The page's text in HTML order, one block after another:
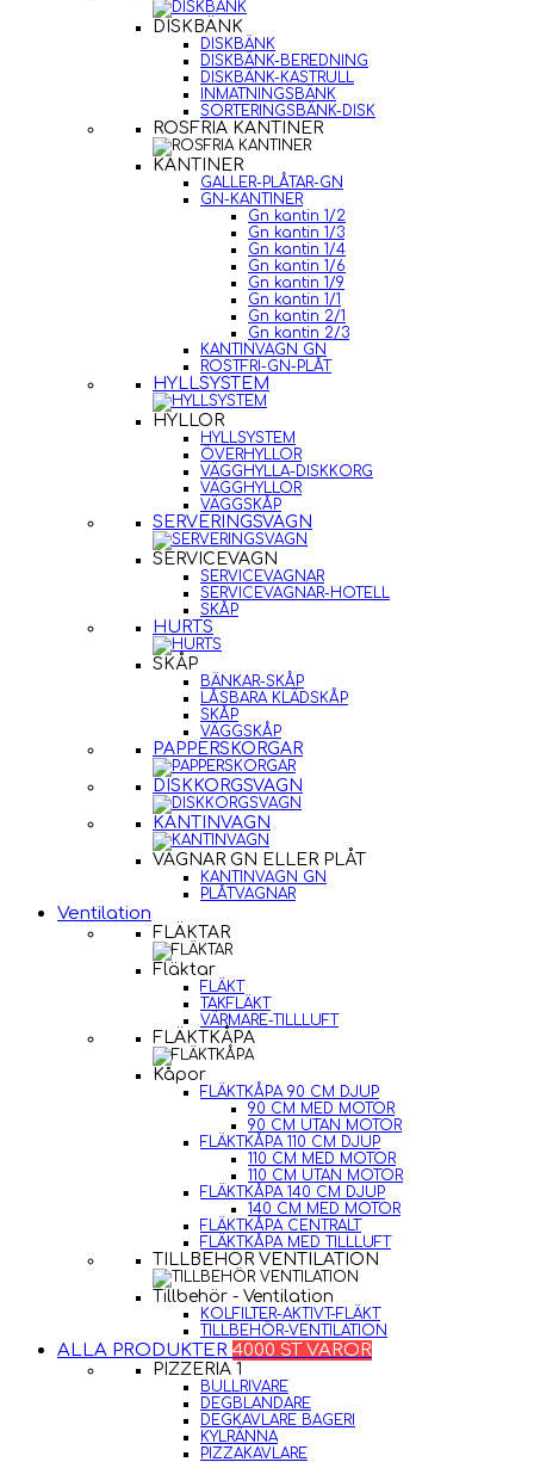
DISKBÄNK
DISKBÄNK
DISKBÄNK-BEREDNING
DISKBÄNK-KASTRULL
INMATNINGSBÄNK
SORTERINGSBÄNK-DISK
ROSFRIA KANTINER
KANTINER
GALLER-PLÅTAR-GN
GN-KANTINER
Gn kantin 1/2
Gn kantin 1/3
Gn kantin 1/4
Gn kantin 1/6
Gn kantin 1/9
Gn kantin 1/1
Gn kantin 2/1
Gn kantin 2/3
KANTINVAGN GN
ROSTFRI-GN-PLÅT
HYLLSYSTEM
HYLLOR
HYLLSYSTEM
ÖVERHYLLOR
VÄGGHYLLA-DISKKORG
VÄGGHYLLOR
VÄGGSKÅP
SERVERINGSVAGN
SERVICEVAGN
SERVICEVAGNAR
SERVICEVAGNAR-HOTELL
SKÅP
HURTS
SKÅP
BÄNKAR-SKÅP
LÅSBARA KLÄDSKÅP
SKÅP
VÄGGSKÅP
PAPPERSKORGAR
DISKKORGSVAGN
KANTINVAGN
VAGNAR GN ELLER PLÅT
KANTINVAGN GN
PLÅTVAGNAR
Ventilation
FLÄKTAR
Fläktar
FLÄKT
TAKFLÄKT
VÄRMARE-TILLLUFT
FLÄKTKÅPA
Kåpor
FLÄKTKÅPA 90 CM DJUP
90 CM MED MOTOR
90 CM UTAN MOTOR
FLÄKTKÅPA 110 CM DJUP
110 CM MED MOTOR
110 CM UTAN MOTOR
FLÄKTKÅPA 140 CM DJUP
140 CM MED MOTOR
FLÄKTKÅPA CENTRALT
FLÄKTKÅPA MED TILLLUFT
TILLBEHÖR VENTILATION
Tillbehör - Ventilation
KOLFILTER-AKTIVT-FLÄKT
TILLBEHÖR-VENTILATION
ALLA PRODUKTER 4000 ST VAROR
PIZZERIA 1
BULLRIVARE
DEGBLANDARE
DEGKAVLARE BAGERI
KYLRÄNNA
PIZZAKAVLARE